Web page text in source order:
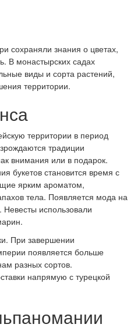
сохраняли знания о цветах,
В монастырских садах
виды и сорта растений,
территории.
территории в период
традиции
внимания или в подарок.
букетов становится время с
ярким ароматом,
тела. Появляется мода на
Невесты использовали
При завершении
появляется больше
разных сортов.
напрямую с турецкой